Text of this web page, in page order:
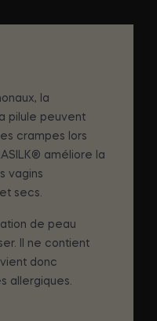
la
pilule peuvent
crampes lors
améliore la
vagins
secs.
de peau
Il ne contient
donc
allergiques.